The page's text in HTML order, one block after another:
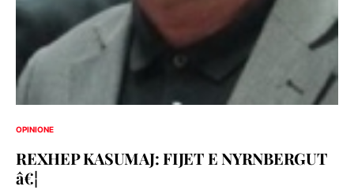
OPINIONE
REXHEP KASUMAJ: FIJET E NYRNBERGUT
â€¦